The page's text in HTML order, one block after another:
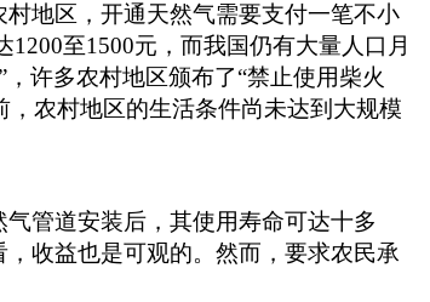
地区，开通天然气需要支付一笔不小
至1500元，而我国仍有大量人口月
许多农村地区颁布了“禁止使用柴火
，农村地区的生活条件尚未达到大规模
管道安装后，其使用寿命可达十多
收益也是可观的。然而，要求农民承